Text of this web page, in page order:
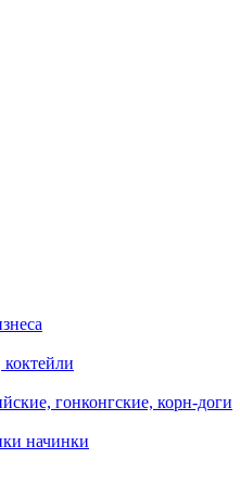
гонконгские, корн-доги
начинки